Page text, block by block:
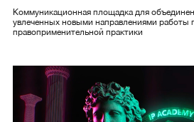
Коммуникационная площадка для
увлеченных новыми направлениями работы
правоприменительной практики